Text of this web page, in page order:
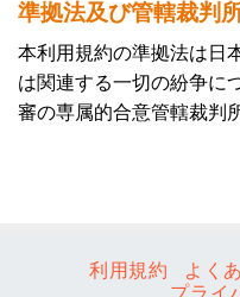
準拠法及び管轄裁判
本利用規約の準拠法は日
は関連する一切の紛争に
審の専属的合意管轄裁判
利用規約 よく
プライ